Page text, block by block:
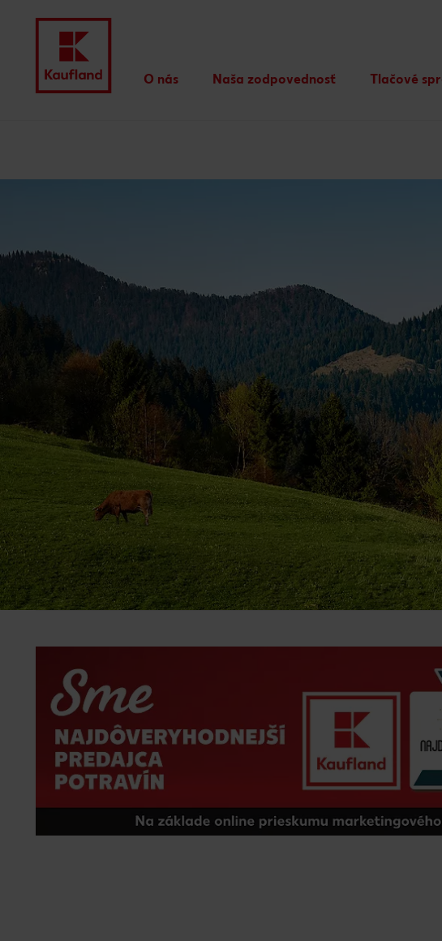
Hlavný obsah
Vyskakovací bočný panel
O nás Naša zodpovednosť Tlačové